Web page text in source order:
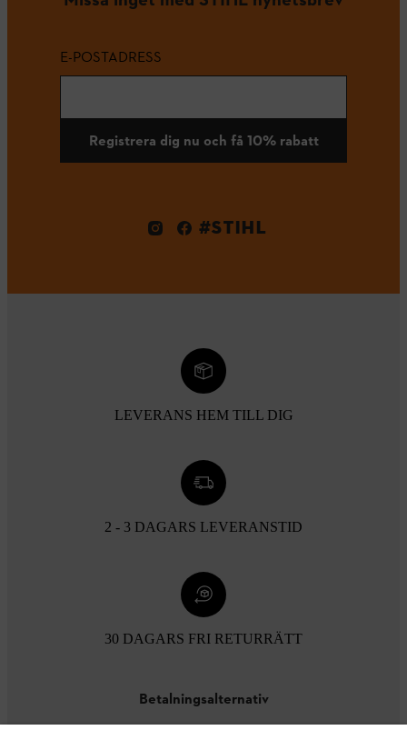
E-POSTADRESS
Registrera dig nu och få 10% rabatt
#STIHL
LEVERANS HEM TILL DIG
2 - 3 DAGARS LEVERANSTID
30 DAGARS FRI RETURRÄTT
Betalningsalternativ